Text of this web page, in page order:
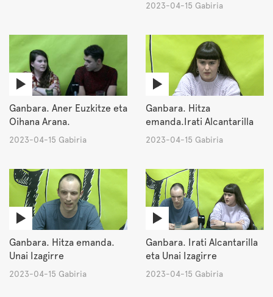
2023-04-15 Gabiria
Ganbara. Aner Euzkitze eta
Oihana Arana.
2023-04-15 Gabiria
Ganbara. Hitza
emanda.Irati Alcantarilla
2023-04-15 Gabiria
Ganbara. Hitza emanda.
Unai Izagirre
2023-04-15 Gabiria
Ganbara. Irati Alcantarilla
eta Unai Izagirre
2023-04-15 Gabiria